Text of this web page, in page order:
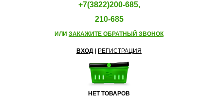
+7(3822)200-685,
210-685
ИЛИ ЗАКАЖИТЕ ОБРАТНЫЙ ЗВОНОК
ВХОД РЕГИСТРАЦИЯ
НЕТ ТОВАРОВ